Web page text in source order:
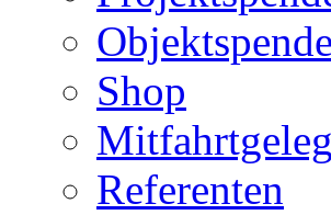
Shop
Referenten